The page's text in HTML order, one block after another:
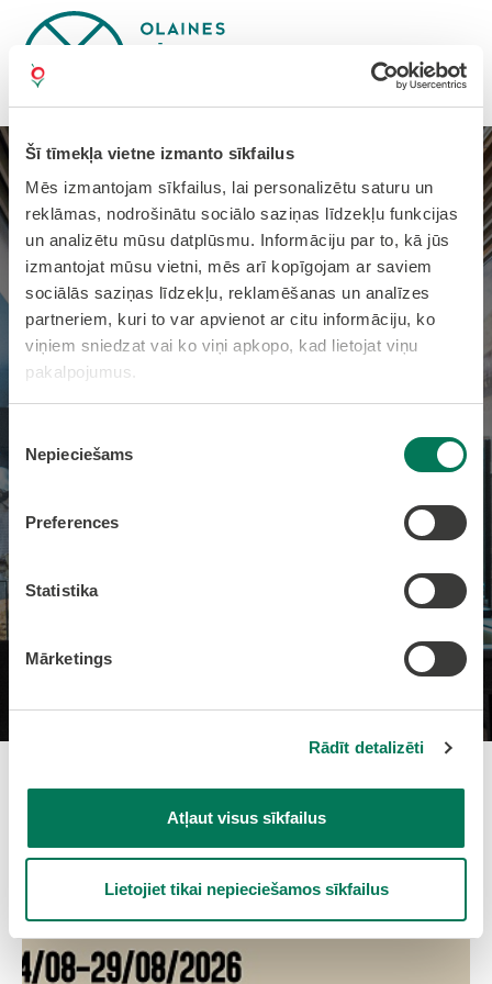
Šī tīmekļa vietne izmanto sīkfailus
Mēs izmantojam sīkfailus, lai personalizētu saturu un
reklāmas, nodrošinātu sociālo saziņas līdzekļu funkcijas
un analizētu mūsu datplūsmu. Informāciju par to, kā jūs
izmantojat mūsu vietni, mēs arī kopīgojam ar saviem
sociālās saziņas līdzekļu, reklamēšanas un analīzes
partneriem, kuri to var apvienot ar citu informāciju, ko
viņiem sniedzat vai ko viņi apkopo, kad lietojat viņu
pakalpojumus.
izvēle
Nepieciešams
Preferences
Statistika
Mārketings
Rādīt detalizēti
Atļaut visus sīkfailus
Lietojiet tikai nepieciešamos sīkfailus
Olaines Vēstures un mākslas
muzejs
Atklājiet Olaines novada bagāto kultūrvēsturi un
mantojumu Olaines Vēstures un mākslas muzējā!
PAR MUZEJU
Jaunumi